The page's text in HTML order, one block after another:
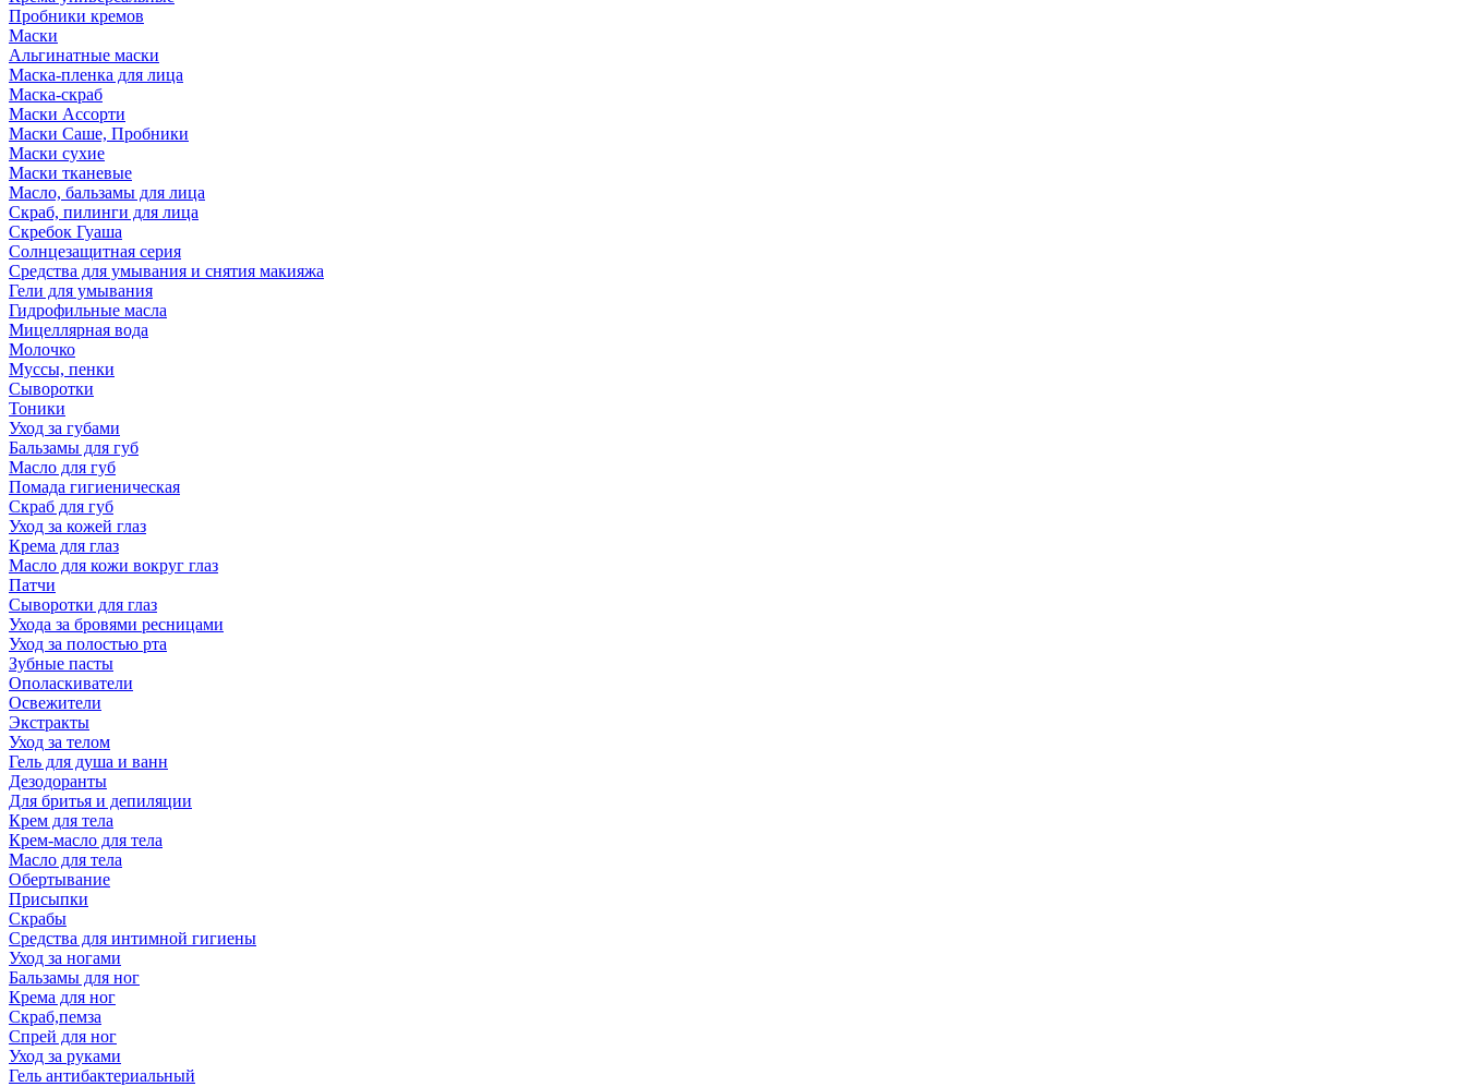
Пробники кремов
Маски
Альгинатные маски
Маска-пленка для лица
Маска-скраб
Маски Ассорти
Маски Саше, Пробники
Маски сухие
Маски тканевые
Масло, бальзамы для лица
Скраб, пилинги для лица
Скребок Гуаша
Солнцезащитная серия
Средства для умывания и снятия макияжа
Гели для умывания
Гидрофильные масла
Мицеллярная вода
Молочко
Муссы, пенки
Сыворотки
Тоники
Уход за губами
Бальзамы для губ
Масло для губ
Помада гигиеническая
Скраб для губ
Уход за кожей глаз
Крема для глаз
Масло для кожи вокруг глаз
Патчи
Сыворотки для глаз
Ухода за бровями ресницами
Уход за полостью рта
Зубные пасты
Ополаскиватели
Освежители
Экстракты
Уход за телом
Гель для душа и ванн
Дезодоранты
Для бритья и депиляции
Крем для тела
Крем-масло для тела
Масло для тела
Обертывание
Присыпки
Скрабы
Средства для интимной гигиены
Уход за ногами
Бальзамы для ног
Крема для ног
Скраб,пемза
Спрей для ног
Уход за руками
Гель антибактериальный